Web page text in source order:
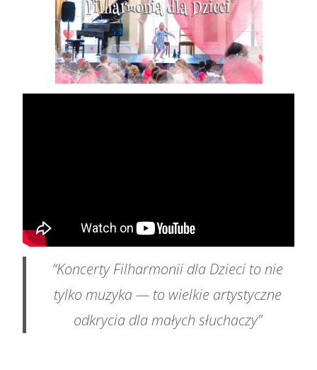
“Koncerty Filharmonii dla Dzieci to nie
tylko muzyka — to wielkie artystyczne
odkrycia dla małych słuchaczy”